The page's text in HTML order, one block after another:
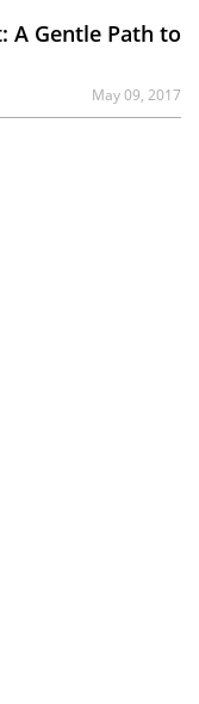
A Gentle Path to
May 09, 2017